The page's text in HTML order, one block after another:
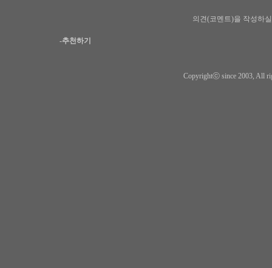
의견(코멘트)을 작성하
-추천하기
Copyrightⓒ since 2003, All